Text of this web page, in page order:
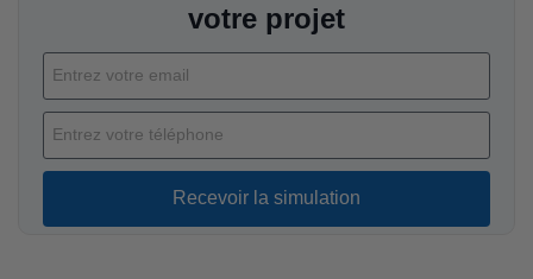
votre projet
Recevoir la simulation